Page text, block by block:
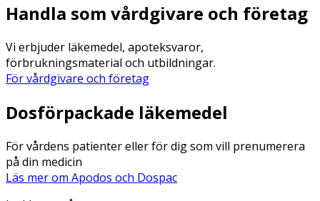
Handla som vårdgivare och företag
Vi erbjuder läkemedel, apoteksvaror,
förbrukningsmaterial och utbildningar.
För vårdgivare och företag
Dosförpackade läkemedel
För vårdens patienter eller för dig som vill prenumerera
på din medicin
Läs mer om Apodos och Dospac